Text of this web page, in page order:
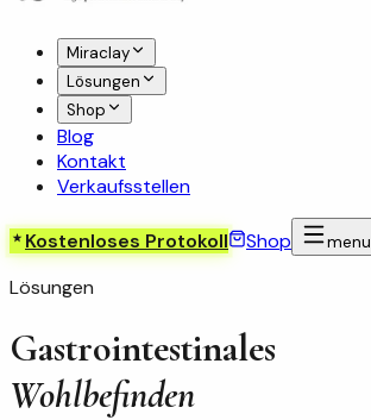
Miraclay
Lösungen
Shop
Blog
Kontakt
Verkaufsstellen
Kostenloses Protokoll Shop menu
Lösungen
Gastrointestinales
Wohlbefinden